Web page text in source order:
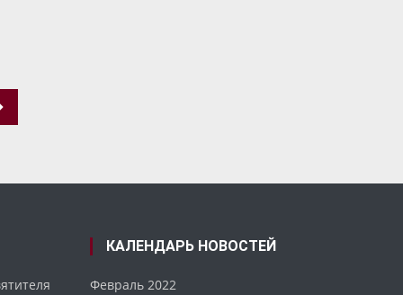
КАЛЕНДАРЬ НОВОСТЕЙ
Февраль 2022